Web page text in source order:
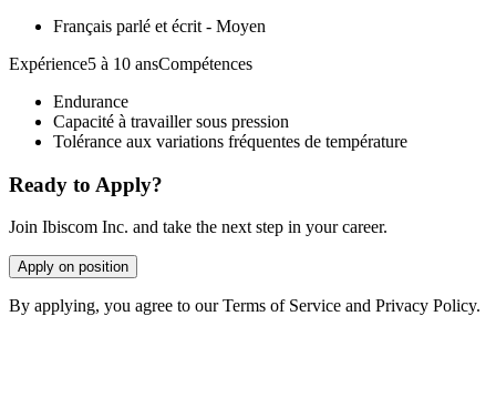
Français parlé et écrit - Moyen
Expérience5 à 10 ansCompétences
Endurance
Capacité à travailler sous pression
Tolérance aux variations fréquentes de température
Ready to Apply?
Join Ibiscom Inc. and take the next step in your career.
Apply on position
By applying, you agree to our Terms of Service and Privacy Policy.